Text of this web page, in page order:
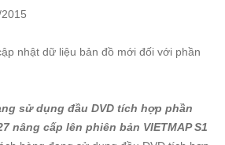
nhật dữ liệu bản đồ mới đối với phần
sử dụng đầu DVD tích hợp phần
nâng cấp lên phiên bản VIETMAP S1